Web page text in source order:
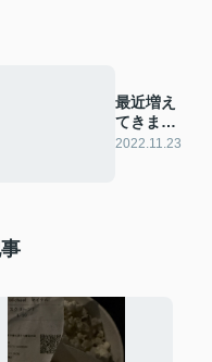
最近増え
てきまし
たね...
2022.11.23